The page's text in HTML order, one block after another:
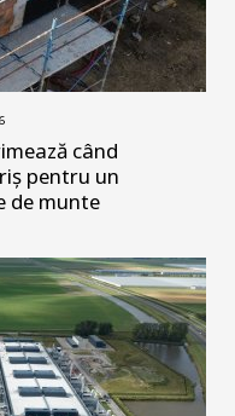
când
pentru un
de munte